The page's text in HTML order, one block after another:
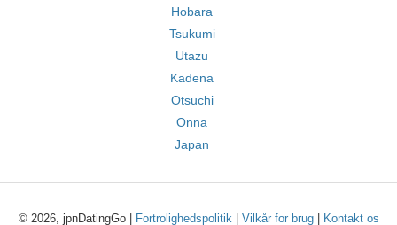
Hobara
Tsukumi
Utazu
Kadena
Otsuchi
Onna
Japan
© 2026, jpnDatingGo | Fortrolighedspolitik| Vilkår for brug| Kontakt os